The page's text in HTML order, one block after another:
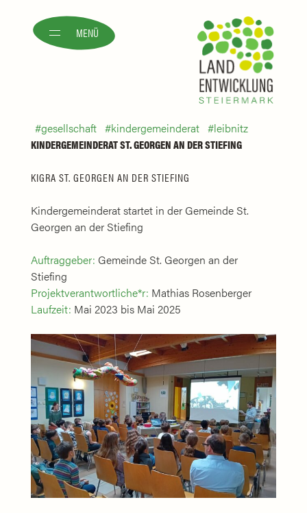
MENÜ
gesellschaft kindergemeinderat
leibnitz
KINDERGEMEINDERAT ST. GEORGEN AN DER STIEFING
KIGRA ST. GEORGEN AN DER STIEFING
Kindergemeinderat startet in der Gemeinde St.
Georgen an der Stiefing
Auftraggeber: Gemeinde St. Georgen an der
Stiefing
Projektverantwortliche*r: Mathias Rosenberger
Laufzeit: Mai 2023 bis Mai 2025